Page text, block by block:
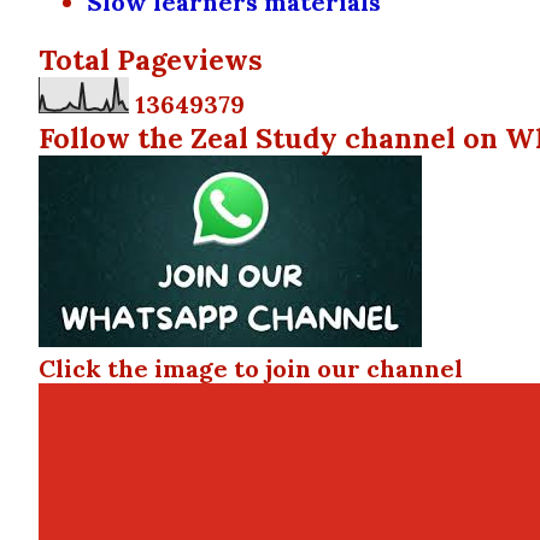
Total Pageviews
13649379
Follow the Zeal Study channel on
Click the image to join our channel